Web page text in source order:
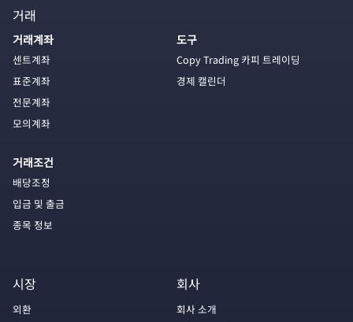
거래
거래계좌
센트계좌
표준계좌
전문계좌
모의계좌
거래조건
배당조정
입금 및 출금
종목 정보
도구
Copy Trading 카피 트레이딩
경제 캘린더
시장
외환
회사
회사 소개